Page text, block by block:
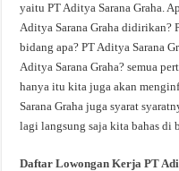
yaitu PT Aditya Sarana Graha.
Aditya Sarana Graha didirikan?
bidang apa? PT Aditya Sarana
Aditya Sarana Graha? semua
hanya itu kita juga akan
Sarana Graha juga syarat
lagi langsung saja kita bahas di
Daftar Lowongan Kerja PT